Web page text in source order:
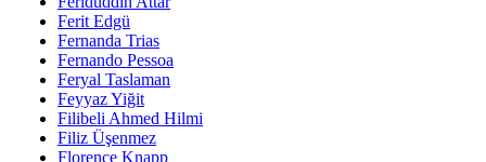
Ferit Edgü
Fernanda Trias
Fernando Pessoa
Feryal Taslaman
Feyyaz Yiğit
Filibeli Ahmed Hilmi
Filiz Üşenmez
Florence Knapp